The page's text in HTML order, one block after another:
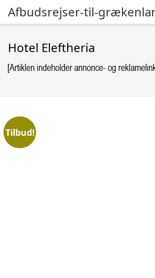
Afbudsrejser-til-
Hotel Eleftheria
Tilbud!